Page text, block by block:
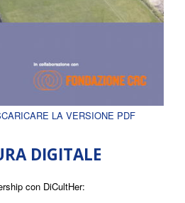
LA VERSIONE PDF
DIGITALE
con DiCultHer: